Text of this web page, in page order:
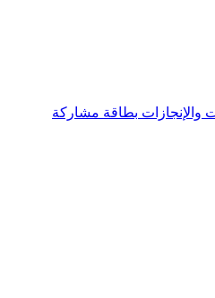
والإنجازات بطاقة مشاركة